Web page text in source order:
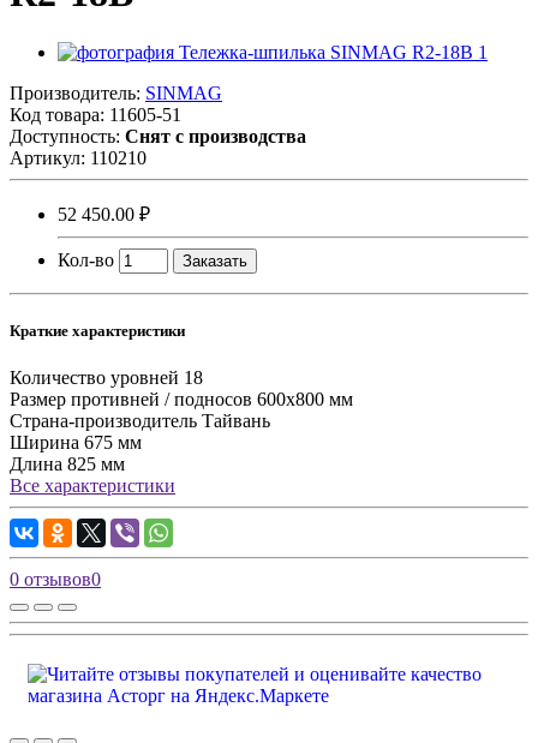
Производитель: SINMAG
Код товара: 11605-51
Доступность: Снят с производства
Артикул: 110210
52 450.00 ₽
Кол-во Заказать
Краткие характеристики
Количество уровней 18
Размер противней / подносов 600х800 мм
Страна-производитель Тайвань
Ширина 675 мм
Длина 825 мм
Все характеристики
0 отзывов0